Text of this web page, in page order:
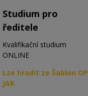
Studium pro
ředitele
Kvalifikační studium
ONLINE
Lze hradit ze Šablon OP
JAK